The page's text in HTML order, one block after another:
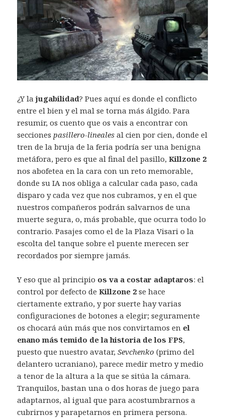
¿Y la jugabilidad? Pues aquí es donde el conflicto
entre el bien y el mal se torna más álgido. Para
resumir, os cuento que os vais a encontrar con
seccionespasillero-lineales al cien por cien, donde el
tren de la bruja de la feria podría ser una benigna
metáfora, pero es que al final del pasillo,Killzone 2
nos abofetea en la cara con un reto memorable,
donde su IA nos obliga a calcular cada paso, cada
disparo y cada vez que nos cubramos, y en el que
nuestros compañeros podrán salvarnos de una
muerte segura, o, más probable, que ocurra todo lo
contrario. Pasajes como el de la Plaza Visari o la
escolta del tanque sobre el puente merecen ser
recordados por siempre jamás.
Y eso que al principio os va a costar adaptaros: el
control por defecto deKillzone 2 se hace
ciertamente extraño, y por suerte hay varias
configuraciones de botones a elegir; seguramente
os chocará aún más que nos convirtamos en el
enano más temido de la historia de los FPS,
puesto que nuestro avatar,Sevchenko (primo del
delantero ucraniano), parece medir metro y medio
a tenor de la altura a la que se sitúa la cámara.
Tranquilos, bastan una o dos horas de juego para
adaptarnos, al igual que para acostumbrarnos a
cubrirnos y parapetarnos en primera persona.